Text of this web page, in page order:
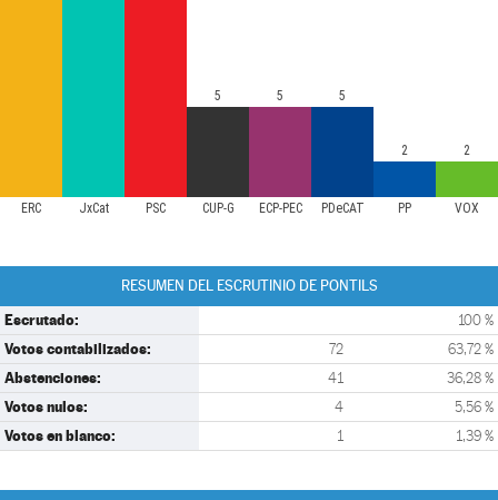
ERC JxCat PSC CUP-G ECP-PEC PDeCAT PP VOX
5 5 5
2 2
RESUMEN DEL ESCRUTINIO DE PONTILS
Escrutado: 100 %
Votos contabilizados: 72 63,72 %
Abstenciones: 41 36,28 %
Votos nulos: 4 5,56 %
Votos en blanco: 1 1,39 %